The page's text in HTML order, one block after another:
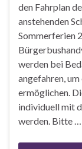
den Fahrplan
anstehenden
Sommerferien
werden bei
angefahren,
ermöglichen.
individuell mit
werden. Bitte …